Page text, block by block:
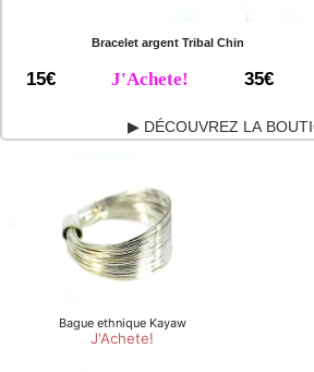
Bracelet argent Tribal Chin
15€ J'Achete! 35€
▶ DÉCOUVREZ LA